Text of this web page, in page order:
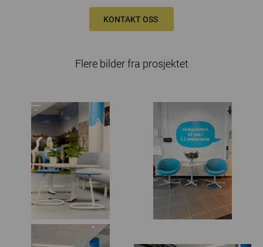
KONTAKT OSS
Flere bilder fra prosjektet